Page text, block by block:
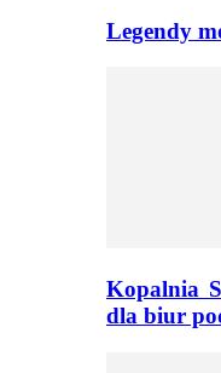
Legendy
Kopalnia
dla biur